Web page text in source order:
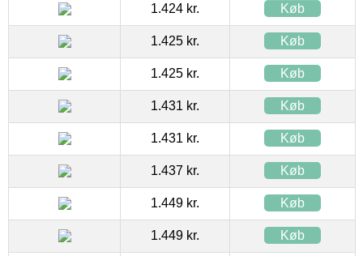
1.424 kr. Køb
1.425 kr. Køb
1.425 kr. Køb
1.431 kr. Køb
1.431 kr. Køb
1.437 kr. Køb
1.449 kr. Køb
1.449 kr. Køb